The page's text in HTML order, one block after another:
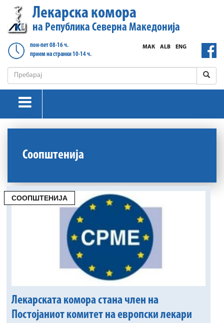
Лекарска комора
на Република Северна Македонија
пон-пет 08-16 ч.
прием на странки 10-14 ч.
ENG
ALB
МАК
Соопштенија
СООПШТЕНИЈА
Лекарската комора стана член на
Постојаниот комитет на европски лекари